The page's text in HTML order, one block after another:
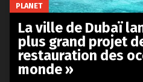
PLANET
La ville de Dubaï
plus grand projet
restauration des
monde »